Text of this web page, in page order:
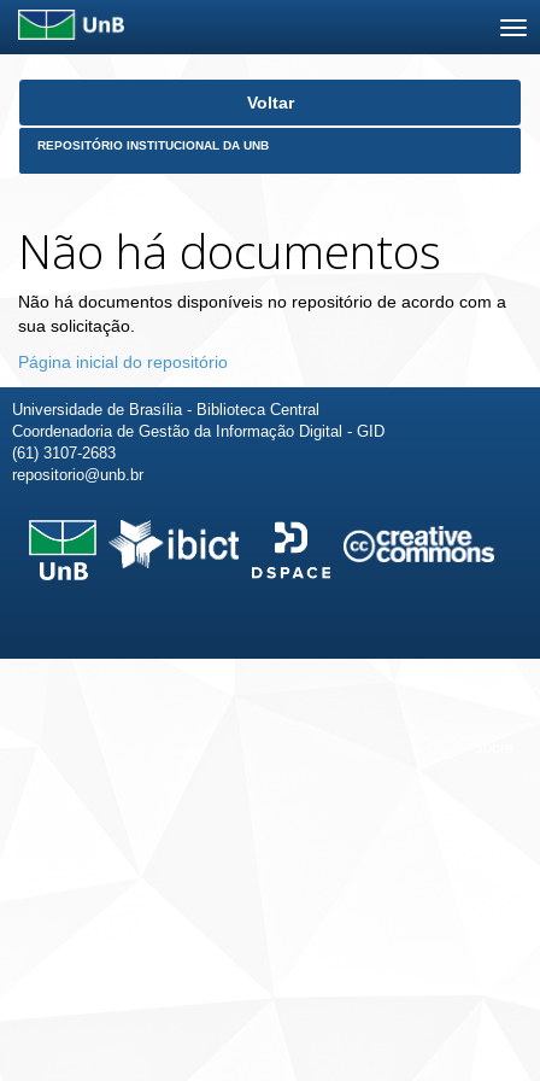
Skip
Voltar
REPOSITÓRIO INSTITUCIONAL DA UNB
Não há documentos
Não há documentos disponíveis no repositório de acordo com a
sua solicitação.
Página inicial do repositório
Universidade de Brasília - Biblioteca Central
Coordenadoria de Gestão da Informação Digital - GID
(61) 3107-2683
repositorio@unb.br